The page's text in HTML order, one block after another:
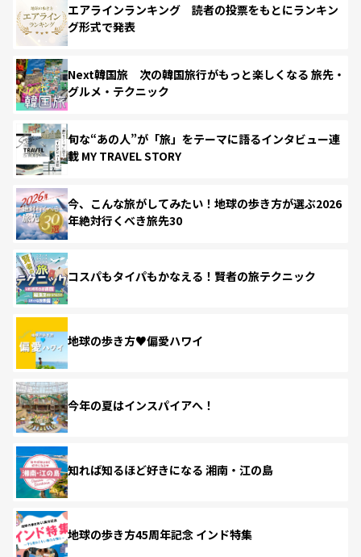
エアラインランキング 読者の投票をもとにランキン
グ形式で発表
Next韓国旅 次の韓国旅行がもっと楽しくなる 旅先・
グルメ・テクニック
旬な“あの人”が「旅」をテーマに語るインタビュー連
載 MY TRAVEL STORY
今、こんな旅がしてみたい！地球の歩き方が選ぶ2026
年絶対行くべき旅先30
コスパもタイパもかなえる！賢者の旅テクニック
地球の歩き方♥偏愛ハワイ
今年の夏はインスパイアへ！
知れば知るほど好きになる 湘南・江の島
地球の歩き方45周年記念 インド特集